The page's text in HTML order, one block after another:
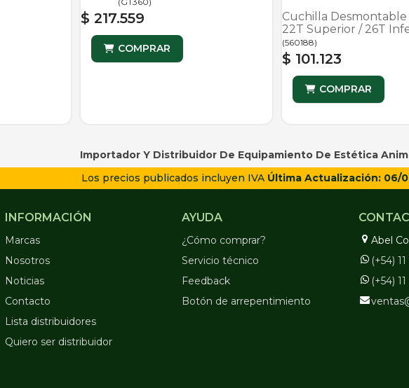
$ 217.559
COMPRAR
Cuchilla Desmontable
22T Superior / 26T
(560188)
$ 101.123
COMPRAR
Importador Y Distribuidor De Equipamiento De Estética
Los precios publicados incluyen IVA Última Actualización: 06/
INFORMACIÓN
Marcas
Nosotros
Noticias
Contacto
Lista distribuidores
Quiero ser distribuidor
AYUDA
¿Cómo comprar?
Servicio técnico
Feedback
Botón de arrepentimiento
Abel
(+54)
(+54)